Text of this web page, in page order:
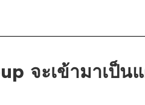
จะเข้ามาเป็น